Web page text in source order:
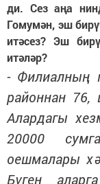
ди. Сез аңа
Гомумән, эш
итәсез? Эш
итәләр?
- Филиалның
районнан
Алардагы
20000
оешмалары
Бүген